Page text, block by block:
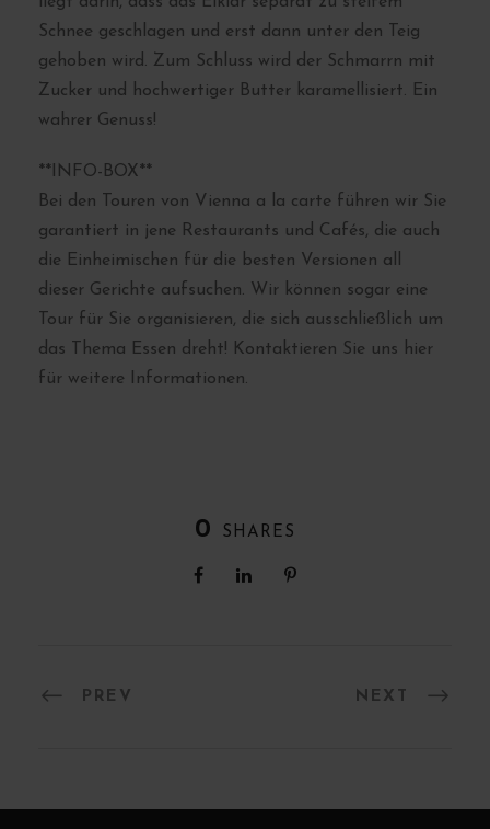
Schnee geschlagen und erst dann unter den Teig
gehoben wird. Zum Schluss wird der Schmarrn mit
Zucker und hochwertiger Butter karamellisiert. Ein
wahrer Genuss!
**INFO-BOX**
Bei den Touren von Vienna a la carte führen wir Sie
garantiert in jene Restaurants und Cafés, die auch
die Einheimischen für die besten Versionen all
dieser Gerichte aufsuchen. Wir können sogar eine
Tour für Sie organisieren, die sich ausschließlich um
das Thema Essen dreht! Kontaktieren Sie uns hier
für weitere Informationen.
0 SHARES
PREV NEXT